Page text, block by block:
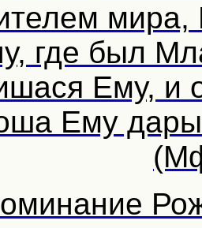
мира,
где был
Ему, и
Ему